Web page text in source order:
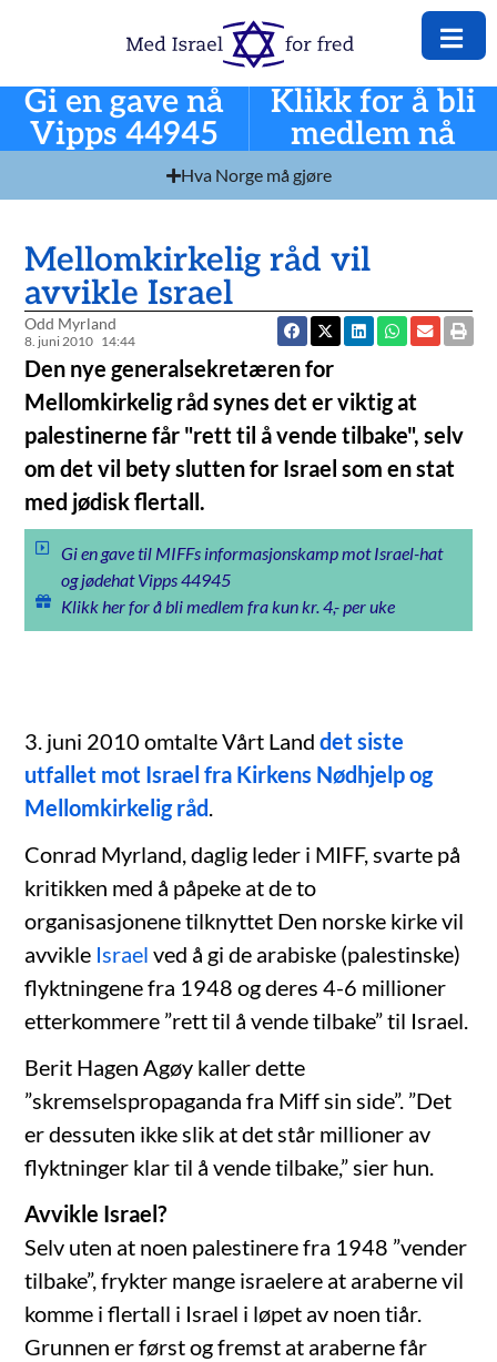
Gi en gave nå
Vipps 44945
Klikk for å bli
medlem nå
Hva Norge må gjøre
Mellomkirkelig råd vil
avvikle Israel
Odd Myrland
8. juni 2010 14:44
Den nye generalsekretæren for
Mellomkirkelig råd synes det er viktig at
palestinerne får "rett til å vende tilbake", selv
om det vil bety slutten for Israel som en stat
med jødisk flertall.
Gi en gave til MIFFs informasjonskamp mot Israel-hat
og jødehat Vipps 44945
Klikk her for å bli medlem fra kun kr. 4,- per uke
3. juni 2010 omtalte Vårt Landdet siste
utfallet mot Israel fra Kirkens Nødhjelp og
Mellomkirkelig råd.
Conrad Myrland, daglig leder i MIFF, svarte på
kritikken med å påpeke at de to
organisasjonene tilknyttet Den norske kirke vil
avvikle Israel ved å gi de arabiske (palestinske)
flyktningene fra 1948 og deres 4-6 millioner
etterkommere ”rett til å vende tilbake” til Israel.
Berit Hagen Agøy kaller dette
”skremselspropaganda fra Miff sin side”. ”Det
er dessuten ikke slik at det står millioner av
flyktninger klar til å vende tilbake,” sier hun.
Avvikle Israel?
Selv uten at noen palestinere fra 1948 ”vender
tilbake”, frykter mange israelere at araberne vil
komme i flertall i Israel i løpet av noen tiår.
Grunnen er først og fremst at araberne får